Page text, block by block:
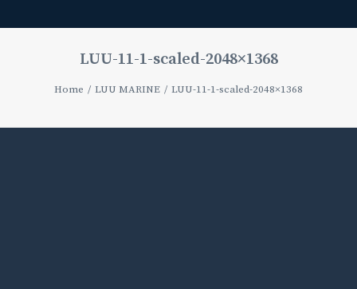
LUU-11-1-scaled-2048×1368
Home LUU MARINE LUU-11-1-scaled-2048×1368